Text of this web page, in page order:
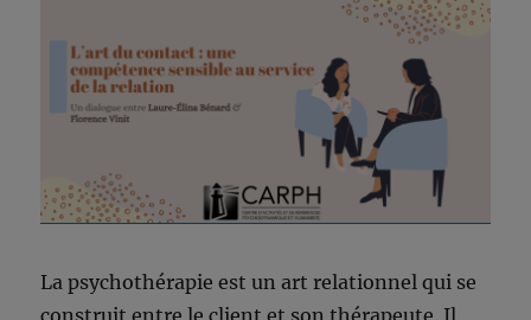
La psychothérapie est un art relationnel qui se
construit entre le client et son thérapeute. Il